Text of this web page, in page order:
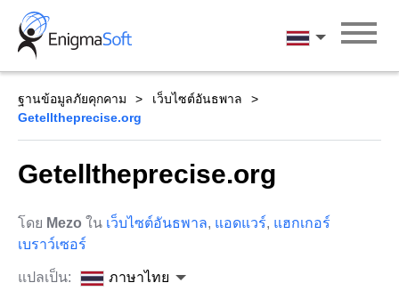
Skip
content
ภาษาไทย
ฐานข้อมูลภัยคุกคาม
เว็บไซต์อันธพาล
Getelltheprecise.org
Getelltheprecise.org
โดย Mezo ใน เว็บไซต์อันธพาล, แอดแวร์, แฮกเกอร์
เบราว์เซอร์
แปลเป็น: ภาษาไทย